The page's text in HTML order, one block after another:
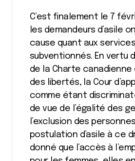
C’est finalement le 7 février 2024 que
les demandeurs d’asile
cause quant aux
subventionnés. En vertu
de la Charte
des libertés, la Cour
comme étant
de vue de l’égalité des
l’exclusion des
postulation d’asile à ce
donné que l’accès à